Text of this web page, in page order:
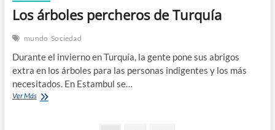
Los árboles percheros de Turquía
mundo Sociedad
Durante el invierno en Turquía, la gente pone sus abrigos
extra en los árboles para las personas indigentes y los más
necesitados. En Estambul se…
Ver MásLos